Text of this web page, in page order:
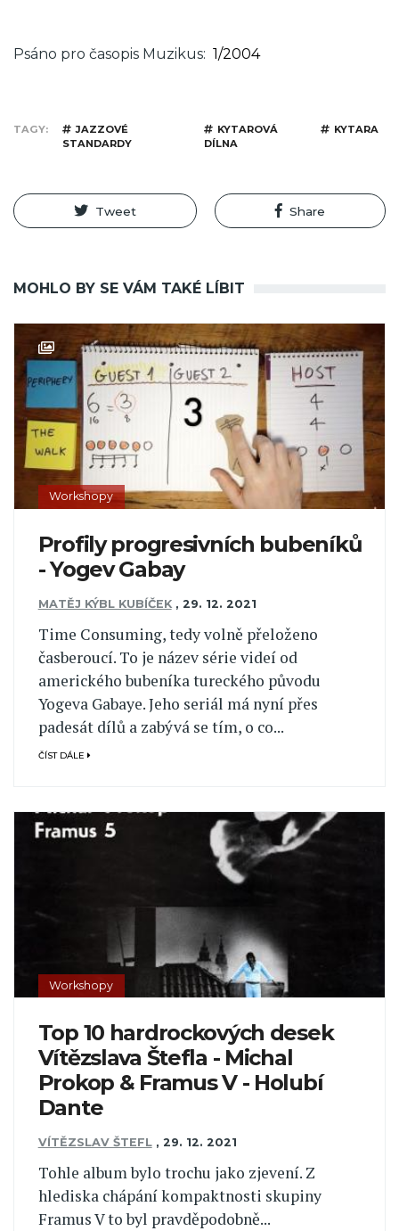
Psáno pro časopis Muzikus 1/2004
TAGY
JAZZOVÉ
STANDARDY
KYTAROVÁ
DÍLNA
KYTARA
Tweet Share
MOHLO BY SE VÁM TAKÉ LÍBIT
Workshopy
Profily progresivních bubeníků
- Yogev Gabay
MATĚJ KÝBL KUBÍČEK , 29. 12. 2021
Time Consuming, tedy volně přeloženo
časberoucí. To je název série videí od
amerického bubeníka tureckého původu
Yogeva Gabaye. Jeho seriál má nyní přes
padesát dílů a zabývá se tím, o co...
ČÍST DÁLE
Workshopy
Top 10 hardrockových desek
Vítězslava Štefla - Michal
Prokop & Framus V - Holubí
Dante
VÍTĚZSLAV ŠTEFL , 29. 12. 2021
Tohle album bylo trochu jako zjevení. Z
hlediska chápání kompaktnosti skupiny
Framus V to byl pravděpodobně...